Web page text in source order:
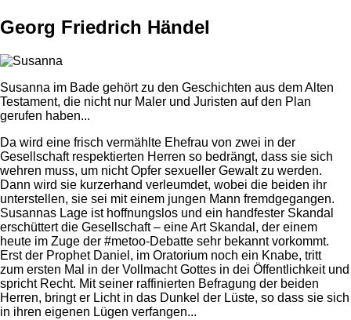
Georg Friedrich Händel
Susanna im Bade gehört zu den Geschichten aus dem Alten
Testament, die nicht nur Maler und Juristen auf den Plan
gerufen haben...
Da wird eine frisch vermählte Ehefrau von zwei in der
Gesellschaft respektierten Herren so bedrängt, dass sie sich
wehren muss, um nicht Opfer sexueller Gewalt zu werden.
Dann wird sie kurzerhand verleumdet, wobei die beiden ihr
unterstellen, sie sei mit einem jungen Mann fremdgegangen.
Susannas Lage ist hoffnungslos und ein handfester Skandal
erschüttert die Gesellschaft – eine Art Skandal, der einem
heute im Zuge der #metoo-Debatte sehr bekannt vorkommt.
Erst der Prophet Daniel, im Oratorium noch ein Knabe, tritt
zum ersten Mal in der Vollmacht Gottes in dei Öffentlichkeit und
spricht Recht. Mit seiner raffinierten Befragung der beiden
Herren, bringt er Licht in das Dunkel der Lüste, so dass sie sich
in ihren eigenen Lügen verfangen...